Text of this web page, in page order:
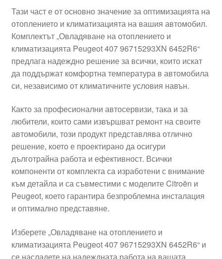
Контакт
Моята сметка
Плащанията
Политика за поверителност
Правила и условия
Процедура за рекламации
Разгледайте
Транспорт
Тази част е от основно значение за оптимизацията на
отоплението и климатизацията на вашия автомобил.
Комплектът „Овладяване на отоплението и
климатизацията Peugeot 407 96715293XN 6452R6“
предлага надеждно решение за всички, които искат
да поддържат комфортна температура в автомобила
си, независимо от климатичните условия навън.
Както за професионални автосервизи, така и за
любители, които сами извършват ремонт на своите
автомобили, този продукт представлява отлично
решение, което е проектирано да осигури
дълготрайна работа и ефективност. Всички
компоненти от комплекта са изработени с внимание
към детайла и са съвместими с моделите Citroën и
Peugeot, което гарантира безпроблемна инсталация
и оптимално представяне.
Изберете „Овладяване на отоплението и
климатизацията Peugeot 407 96715293XN 6452R6“ и
се насладете на надеждната работа на вашата